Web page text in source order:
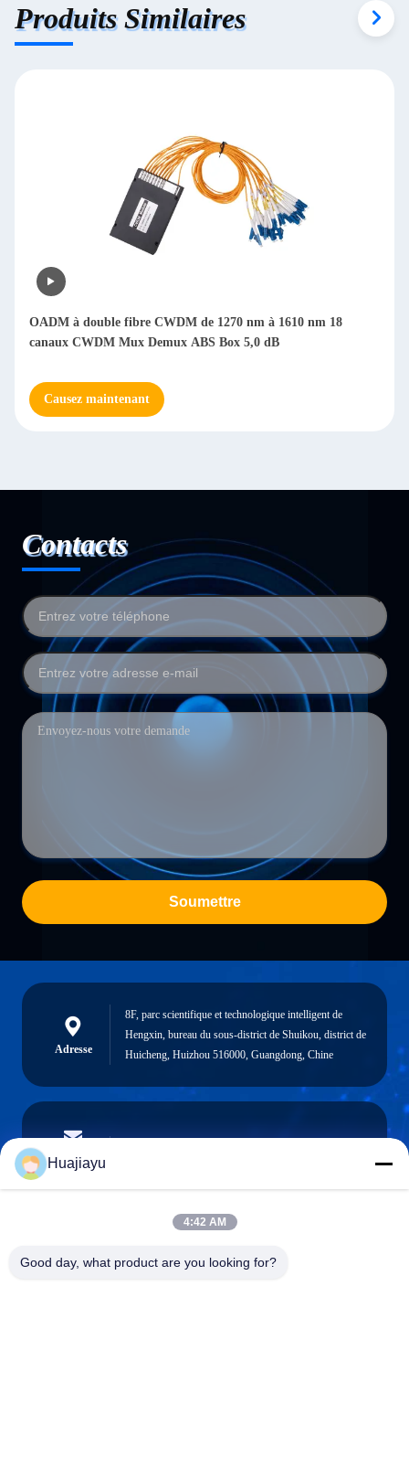
Produits Similaires
OADM à double fibre CWDM de 1270 nm à 1610 nm 18
canaux CWDM Mux Demux ABS Box 5,0 dB
Causez maintenant
Contacts
Soumettre
Adresse
8F, parc scientifique et technologique intelligent de
Hengxin, bureau du sous-district de Shuikou, district de
Huicheng, Huizhou 516000, Guangdong, Chine
Email
Téléphone
Huajiayu
4:42 AM
Good day, what product are you looking for?